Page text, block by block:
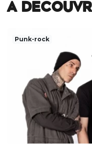
A
Punk-rock